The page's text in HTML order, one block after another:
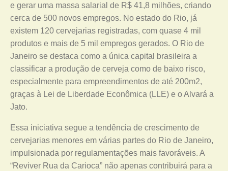
e gerar uma massa salarial de R$ 41,8 milhões, criando
cerca de 500 novos empregos. No estado do Rio, já
existem 120 cervejarias registradas, com quase 4 mil
produtos e mais de 5 mil empregos gerados. O Rio de
Janeiro se destaca como a única capital brasileira a
classificar a produção de cerveja como de baixo risco,
especialmente para empreendimentos de até 200m2,
graças à Lei de Liberdade Econômica (LLE) e o Alvará a
Jato.
Essa iniciativa segue a tendência de crescimento de
cervejarias menores em várias partes do Rio de Janeiro,
impulsionada por regulamentações mais favoráveis. A
“Reviver Rua da Carioca” não apenas contribuirá para a